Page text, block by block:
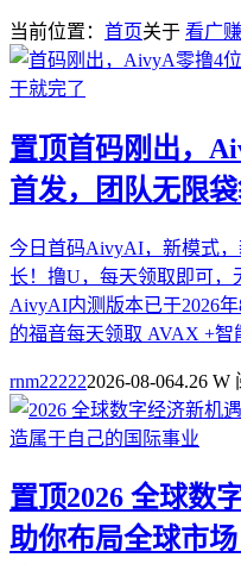
当前位置： 首页关于 看广
置顶首码刚出，
首发，团队无限
今日首码AivyAI，新模式
长！撸U，每天领取即可，
AivyAI内测版本已于2026
的福音每天领取 AVAX +智
rnm222222026-08-064.26 W
置顶2026 全球数
助你布局全球市